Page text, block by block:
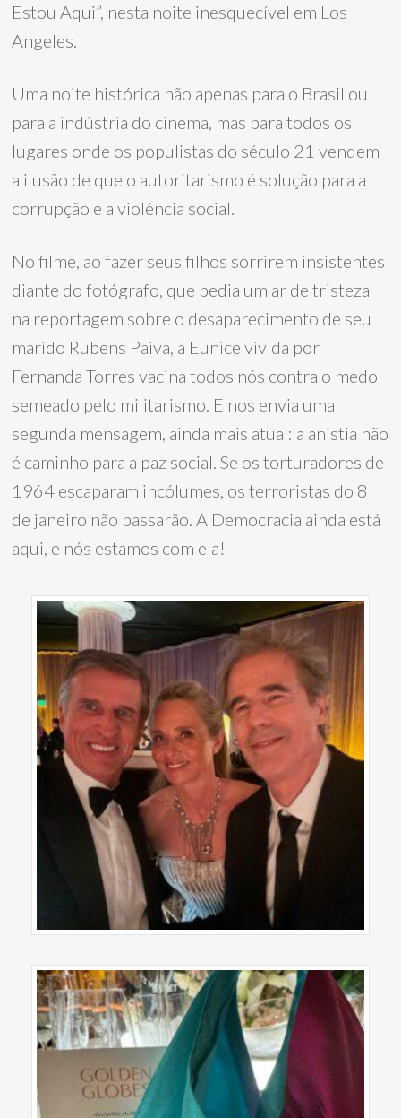
Estou Aqui”, nesta noite inesquecível em Los
Angeles.
Uma noite histórica não apenas para o Brasil ou
para a indústria do cinema, mas para todos os
lugares onde os populistas do século 21 vendem
a ilusão de que o autoritarismo é solução para a
corrupção e a violência social.
No filme, ao fazer seus filhos sorrirem insistentes
diante do fotógrafo, que pedia um ar de tristeza
na reportagem sobre o desaparecimento de seu
marido Rubens Paiva, a Eunice vivida por
Fernanda Torres vacina todos nós contra o medo
semeado pelo militarismo. E nos envia uma
segunda mensagem, ainda mais atual: a anistia não
é caminho para a paz social. Se os torturadores de
1964 escaparam incólumes, os terroristas do 8
de janeiro não passarão. A Democracia ainda está
aqui, e nós estamos com ela!